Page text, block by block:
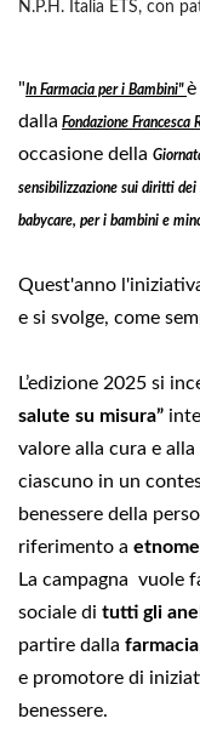
N.P.H. Italia ETS, con
"In Farmacia per i Bambini" è
dalla Fondazione Francesca
occasione della
sensibilizzazione sui diritti
babycare, per i bambini e
Quest'anno
e si svolge, come
L’edizione 2025 si
salute su misura”
valore alla cura e
ciascuno in un
benessere della
riferimento a
La campagna vuole
sociale di tutti gli
partire dalla farmacia
e promotore di
benessere.